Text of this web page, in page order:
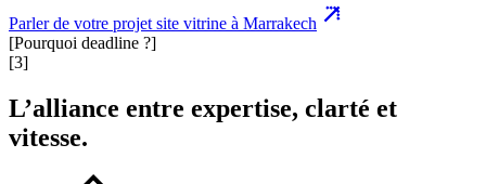
Parler de votre projet site vitrine à Marrakech
[Pourquoi deadline ?]
[3]
L’alliance entre expertise, clarté et
vitesse.